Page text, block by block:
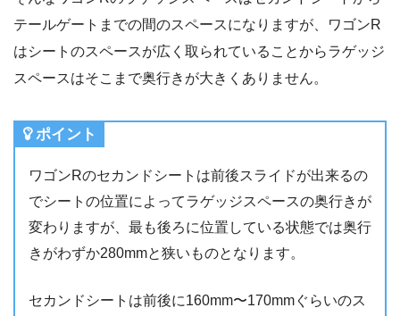
テールゲートまでの間のスペースになりますが、ワゴンR
はシートのスペースが広く取られていることからラゲッジ
スペースはそこまで奥行きが大きくありません。
ポイント
ワゴンRのセカンドシートは前後スライドが出来るの
でシートの位置によってラゲッジスペースの奥行きが
変わりますが、最も後ろに位置している状態では奥行
きがわずか280mmと狭いものとなります。
セカンドシートは前後に160mm〜170mmぐらいのス